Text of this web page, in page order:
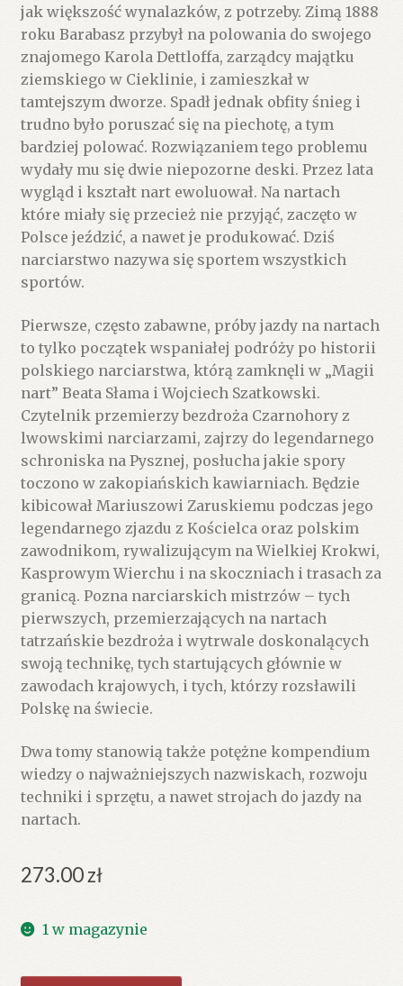
jak większość wynalazków, z potrzeby. Zimą 1888
roku Barabasz przybył na polowania do swojego
znajomego Karola Dettloffa, zarządcy majątku
ziemskiego w Cieklinie, i zamieszkał w
tamtejszym dworze. Spadł jednak obfity śnieg i
trudno było poruszać się na piechotę, a tym
bardziej polować. Rozwiązaniem tego problemu
wydały mu się dwie niepozorne deski. Przez lata
wygląd i kształt nart ewoluował. Na nartach
które miały się przecież nie przyjąć, zaczęto w
Polsce jeździć, a nawet je produkować. Dziś
narciarstwo nazywa się sportem wszystkich
sportów.
Pierwsze, często zabawne, próby jazdy na nartach
to tylko początek wspaniałej podróży po historii
polskiego narciarstwa, którą zamknęli w „Magii
nart” Beata Słama i Wojciech Szatkowski.
Czytelnik przemierzy bezdroża Czarnohory z
lwowskimi narciarzami, zajrzy do legendarnego
schroniska na Pysznej, posłucha jakie spory
toczono w zakopiańskich kawiarniach. Będzie
kibicował Mariuszowi Zaruskiemu podczas jego
legendarnego zjazdu z Kościelca oraz polskim
zawodnikom, rywalizującym na Wielkiej Krokwi,
Kasprowym Wierchu i na skoczniach i trasach za
granicą. Pozna narciarskich mistrzów – tych
pierwszych, przemierzających na nartach
tatrzańskie bezdroża i wytrwale doskonalących
swoją technikę, tych startujących głównie w
zawodach krajowych, i tych, którzy rozsławili
Polskę na świecie.
Dwa tomy stanowią także potężne kompendium
wiedzy o najważniejszych nazwiskach, rozwoju
techniki i sprzętu, a nawet strojach do jazdy na
nartach.
273.00zł
1 w magazynie